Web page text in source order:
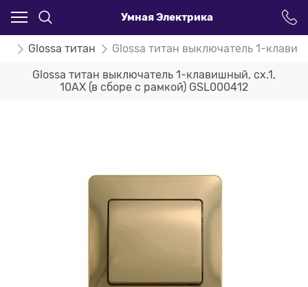
Умная Электрика
Glossa титан Glossa титан выключатель 1-
Glossa титан выключатель 1-клавишный, сх.1,
10АХ (в сборе с рамкой) GSL000412